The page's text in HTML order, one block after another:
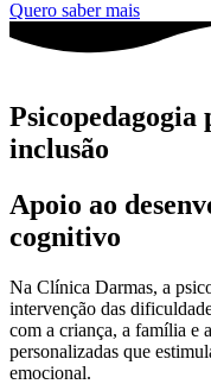
Quero saber mais
Psicopedagogia
inclusão
Apoio ao
cognitivo
Na Clínica Darmas, a
intervenção das
com a criança, a família e
personalizadas que
emocional.